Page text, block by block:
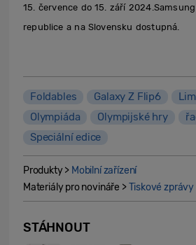
15. července do 15. září
republice a na Slovensku dostupná.
Foldables Galaxy Z Flip6
Olympiáda
Olympijské hry
Speciální edice
Produkty > Mobilní zařízení
Materiály pro novináře >Tiskové zprávy
STÁHNOUT